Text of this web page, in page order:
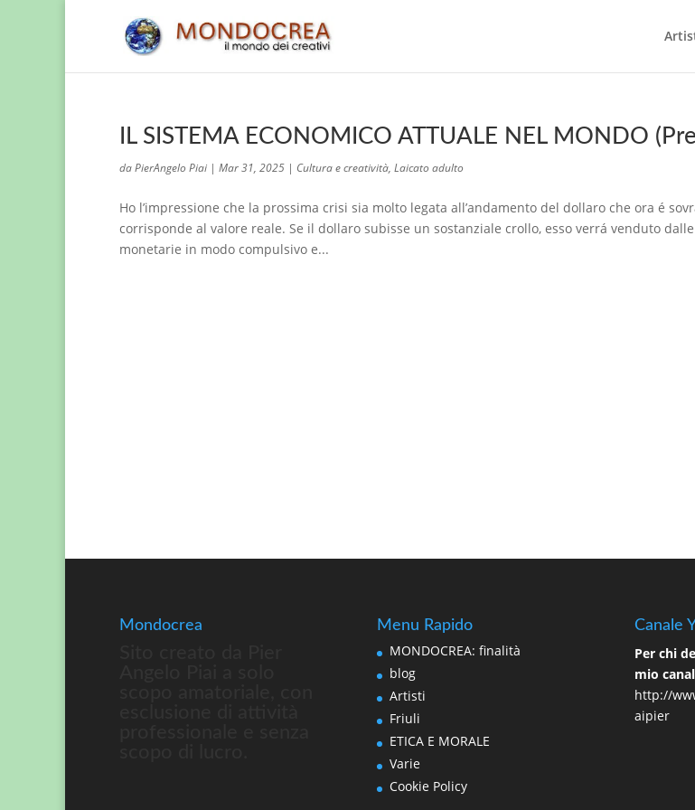
IL SISTEMA ECONOMICO ATTUALE NEL MONDO
daPierAngelo Piai | Mar 31, 2025 | Cultura e creatività, Laicato adulto
Ho l’impressione che la prossima crisi sia molto legata all’andamento del dollaro che ora é
corrisponde al valore reale. Se il dollaro subisse un sostanziale crollo, esso verrá venduto
monetarie in modo compulsivo e...
Mondocrea Menu Rapido
MONDOCREA: finalità
blog
Artisti
Friuli
ETICA E MORALE
Varie
Cookie Policy
Canale
Per chi
mio
http://
aipier